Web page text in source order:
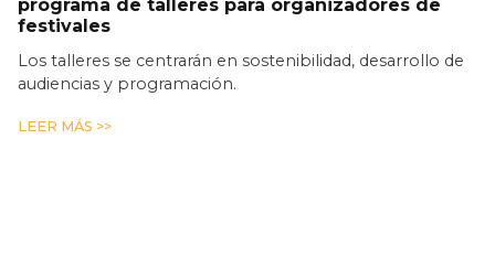
programa de talleres para organizadores de
festivales
Los talleres se centrarán en sostenibilidad, desarrollo de
audiencias y programación.
LEER MÁS >>